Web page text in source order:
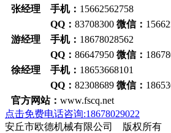
张经理 手机： 15662562758
QQ： 83708300 微信：
游经理 手机： 18678028562
QQ： 86647950 微信：
徐经理 手机： 18653668101
QQ： 82308689 微信：
官方网站： www.fscq.net
点击免费电话咨询:18678029022
安丘市欧德机械有限公司 版权所有